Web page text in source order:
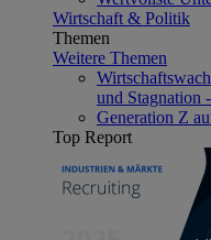
Wirtschaft & Politik
Themen
Weitere Themen
und Stagnation
Generation Z
Top Report